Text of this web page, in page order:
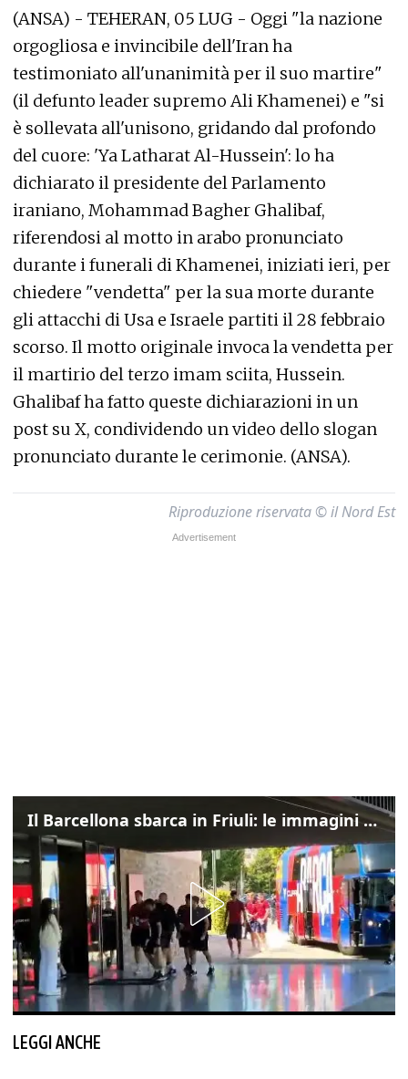
(ANSA) - TEHERAN, 05 LUG - Oggi "la nazione
orgogliosa e invincibile dell'Iran ha
testimoniato all'unanimità per il suo martire"
(il defunto leader supremo Ali Khamenei) e "si
è sollevata all'unisono, gridando dal profondo
del cuore: 'Ya Latharat Al-Hussein': lo ha
dichiarato il presidente del Parlamento
iraniano, Mohammad Bagher Ghalibaf,
riferendosi al motto in arabo pronunciato
durante i funerali di Khamenei, iniziati ieri, per
chiedere "vendetta" per la sua morte durante
gli attacchi di Usa e Israele partiti il 28 febbraio
scorso. Il motto originale invoca la vendetta per
il martirio del terzo imam sciita, Hussein.
Ghalibaf ha fatto queste dichiarazioni in un
post su X, condividendo un video dello slogan
pronunciato durante le cerimonie. (ANSA).
Riproduzione riservata © il Nord Est
Il Barcellona sbarca in Friuli: le immagini dell'arrivo in albergo
LEGGI ANCHE